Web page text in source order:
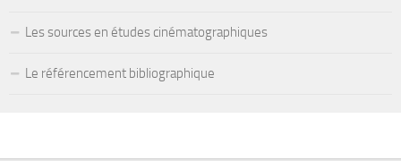
Les sources en études cinématographiques
Le référencement bibliographique